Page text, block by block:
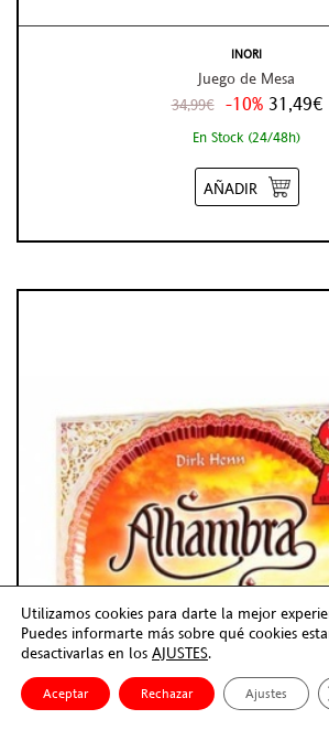
INORI
Juego de Mesa
34,99€ -10% 31,49€
En Stock (24/48h)
AÑADIR
Utilizamos cookies para darte la mejor
Puedes informarte más sobre qué cookies
desactivarlas en los AJUSTES.
Aceptar Rechazar Ajustes